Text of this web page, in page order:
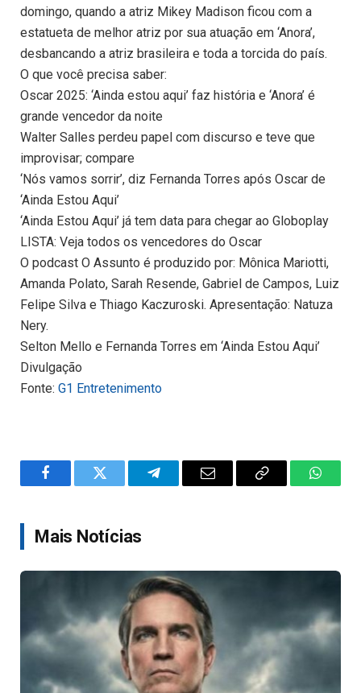
domingo, quando a atriz Mikey Madison ficou com a
estatueta de melhor atriz por sua atuação em ‘Anora’,
desbancando a atriz brasileira e toda a torcida do país.
O que você precisa saber:
Oscar 2025: ‘Ainda estou aqui’ faz história e ‘Anora’ é
grande vencedor da noite
Walter Salles perdeu papel com discurso e teve que
improvisar; compare
‘Nós vamos sorrir’, diz Fernanda Torres após Oscar de
‘Ainda Estou Aqui’
‘Ainda Estou Aqui’ já tem data para chegar ao Globoplay
LISTA: Veja todos os vencedores do Oscar
O podcast O Assunto é produzido por: Mônica Mariotti,
Amanda Polato, Sarah Resende, Gabriel de Campos, Luiz
Felipe Silva e Thiago Kaczuroski. Apresentação: Natuza
Nery.
Selton Mello e Fernanda Torres em ‘Ainda Estou Aqui’
Divulgação
Fonte: G1 Entretenimento
FacebookTwitter TelegramEmail
Copy
Mais Notícias